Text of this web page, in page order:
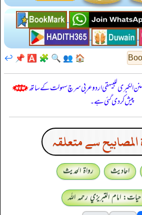
🏠
👥
🔍
🧩
🅰️
📌
↩️
الكبرى للبيهقي اردو عربی سرچ سہولت کے ساتھ
پیش کر دی گئی ہے۔
سے متعلقہ
احادیث
رواۃ الحدیث
امام التبريزي رحمہ اللہ